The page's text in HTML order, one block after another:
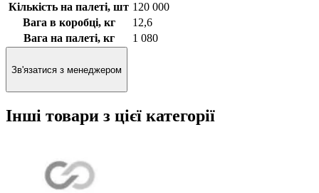
Кількість на палеті, шт 120 000
Вага в коробці, кг
12,6
Вага на палеті, кг
1 080
Зв'язатися з менеджером
Інші товари з цієї категорії